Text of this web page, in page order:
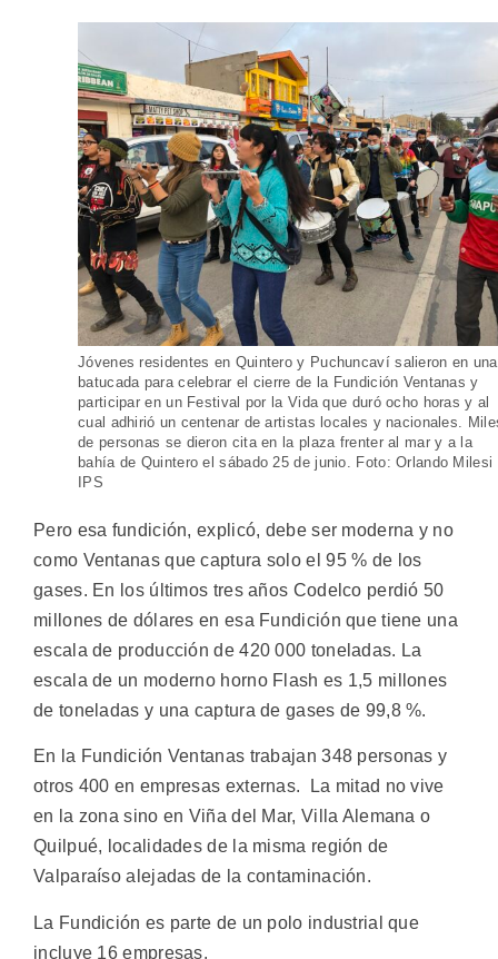
Jóvenes residentes en Quintero y Puchuncaví salieron en una
batucada para celebrar el cierre de la Fundición Ventanas y
participar en un Festival por la Vida que duró ocho horas y al
cual adhirió un centenar de artistas locales y nacionales.
de personas se dieron cita en la plaza frenter al mar y a la
bahía de Quintero el sábado 25 de junio. Foto: Orlando Milesi
IPS
Pero esa fundición, explicó, debe ser moderna y no
como Ventanas que captura solo el 95 % de los
gases. En los últimos tres años Codelco perdió 50
millones de dólares en esa Fundición que tiene una
escala de producción de 420 000 toneladas. La
escala de un moderno horno Flash es 1,5 millones
de toneladas y una captura de gases de 99,8 %.
En la Fundición Ventanas trabajan 348 personas y
otros 400 en empresas externas. La mitad no vive
en la zona sino en Viña del Mar, Villa Alemana o
Quilpué, localidades de la misma región de
Valparaíso alejadas de la contaminación.
La Fundición es parte de un polo industrial que
incluye 16 empresas.